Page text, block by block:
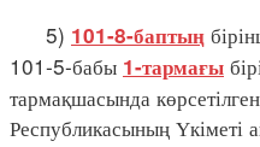
5) 101-8-баптың
101-5-бабы 1-тармағы
тармақшасында
Республикасының Үкіметі